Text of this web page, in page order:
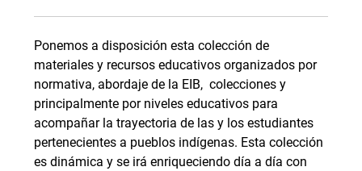
Ponemos a disposición esta colección de
materiales y recursos educativos organizados por
normativa, abordaje de la EIB, colecciones y
principalmente por niveles educativos para
acompañar la trayectoria de las y los estudiantes
pertenecientes a pueblos indígenas. Esta colección
es dinámica y se irá enriqueciendo día a día con